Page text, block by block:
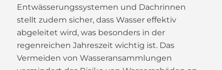
Entwässerungssystemen und Dachrinnen
stellt zudem sicher, dass Wasser effektiv
abgeleitet wird, was besonders in der
regenreichen Jahreszeit wichtig ist. Das
Vermeiden von Wasseransammlungen